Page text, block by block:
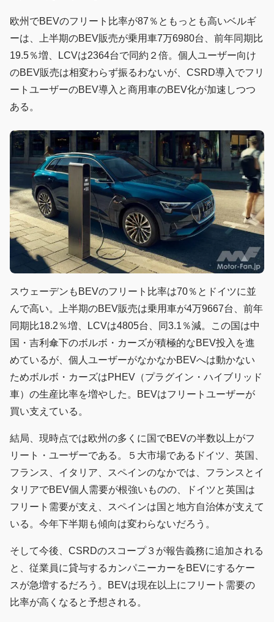
欧州でBEVのフリート比率が87％ともっとも高いベルギ
ーは、上半期のBEV販売が乗用車7万6980台、前年同期比
19.5％増、LCVは2364台で同約２倍。個人ユーザー向け
のBEV販売は相変わらず振るわないが、CSRD導入でフリ
ートユーザーのBEV導入と商用車のBEV化が加速しつつ
ある。
スウェーデンもBEVのフリート比率は70％とドイツに並
んで高い。上半期のBEV販売は乗用車が4万9667台、前年
同期比18.2％増、LCVは4805台、同3.1％減。この国は中
国・吉利傘下のボルボ・カーズが積極的なBEV投入を進
めているが、個人ユーザーがなかなかBEVへは動かない
ためボルボ・カーズはPHEV（プラグイン・ハイブリッド
車）の生産比率を増やした。BEVはフリートユーザーが
買い支えている。
結局、現時点では欧州の多くに国でBEVの半数以上がフ
リート・ユーザーである。５大市場であるドイツ、英国、
フランス、イタリア、スペインのなかでは、フランスとイ
タリアでBEV個人需要が根強いものの、ドイツと英国は
フリート需要が支え、スペインは国と地方自治体が支えて
いる。今年下半期も傾向は変わらないだろう。
そして今後、CSRDのスコープ３が報告義務に追加される
と、従業員に貸与するカンパニーカーをBEVにするケー
スが急増するだろう。BEVは現在以上にフリート需要の
比率が高くなると予想される。